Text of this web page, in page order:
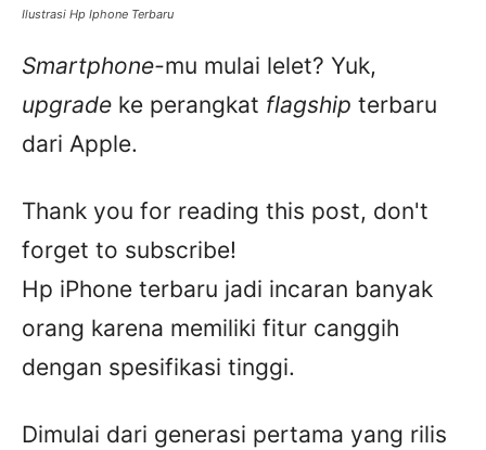
Ilustrasi Hp Iphone Terbaru
Smartphone-mu mulai lelet? Yuk,
upgrade ke perangkat flagship terbaru
dari Apple.
Thank you for reading this post, don't
forget to subscribe!
Hp iPhone terbaru jadi incaran banyak
orang karena memiliki fitur canggih
dengan spesifikasi tinggi.
Dimulai dari generasi pertama yang rilis